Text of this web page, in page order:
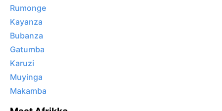
Rumonge
Kayanza
Bubanza
Gatumba
Karuzi
Muyinga
Makamba